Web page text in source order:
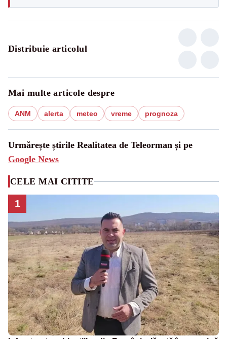
Distribuie articolul
Mai multe articole despre
ANM alerta meteo vreme prognoza
Urmărește știrile Realitatea de Teleorman și pe
Google News
CELE MAI CITITE
1